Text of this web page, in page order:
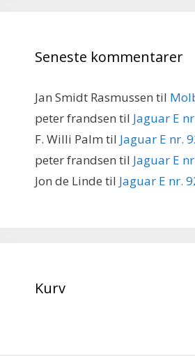
Seneste kommentarer
Jan Smidt Rasmussen til
peter frandsen til Jaguar E
F. Willi Palm til Jaguar E nr.
peter frandsen til Jaguar E
Jon de Linde til Jaguar E nr.
Kurv